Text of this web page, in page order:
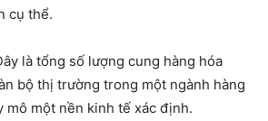
cụ thể.
là tổng số lượng cung hàng hóa
bộ thị trường trong một ngành hàng
mô một nền kinh tế xác định.